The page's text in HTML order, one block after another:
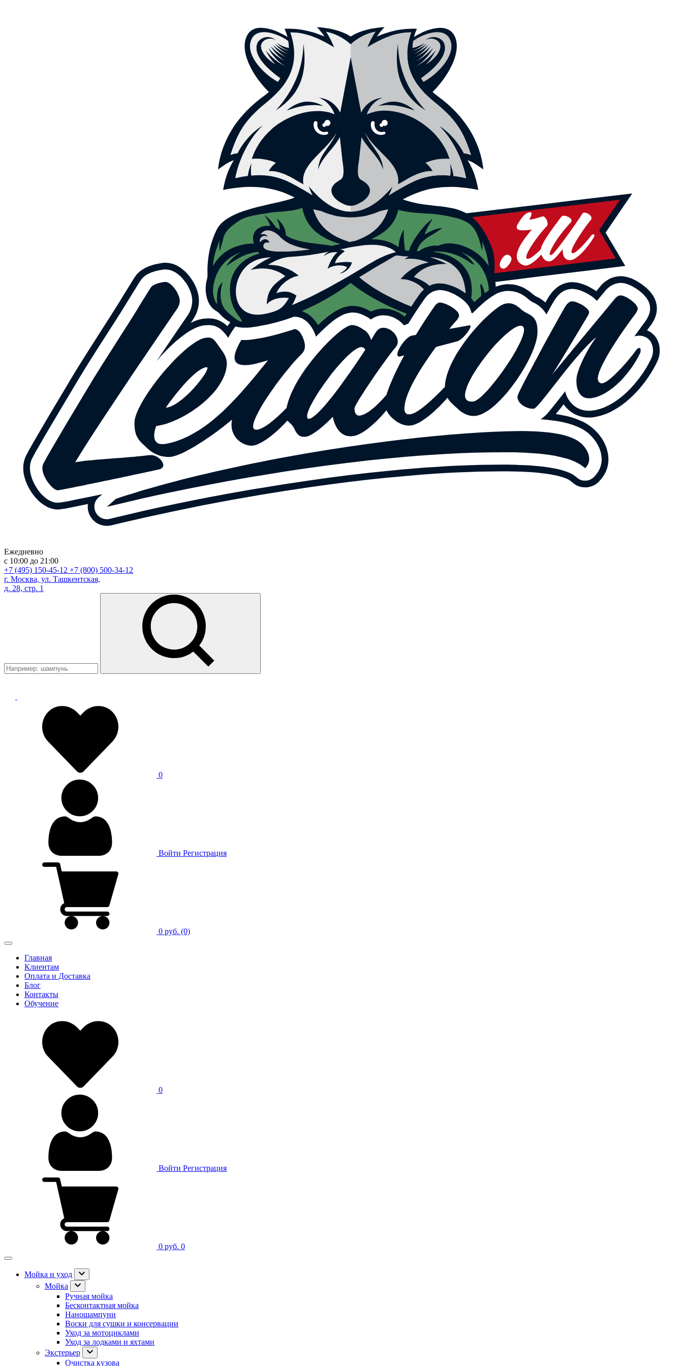
Ежедневно
с 10:00 до 21:00
+7 (495) 150-45-12 +7 (800) 500-34-12
г. Москва, ул. Ташкентская,
д. 28, стр. 1
0
Войти Регистрация
0 руб. (0)
Главная
Клиентам
Оплата и Доставка
Блог
Контакты
Обучение
0
Войти Регистрация
0 руб. 0
Мойка и уход
Мойка
Ручная мойка
Бесконтактная мойка
Наношампуни
Воски для сушки и консервации
Уход за мотоциклами
Уход за лодками и яхтами
Экстерьер
Очистка кузова